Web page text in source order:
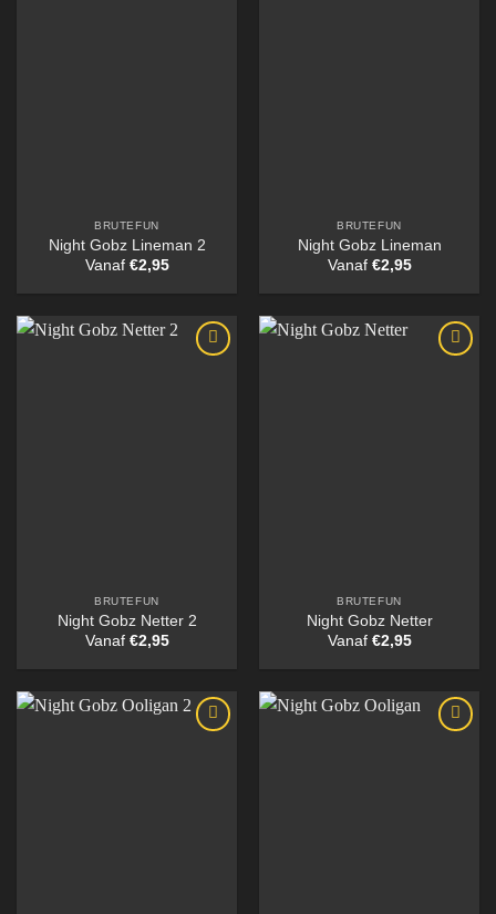
BRUTEFUN
Night Gobz Lineman 2
Vanaf €2,95
BRUTEFUN
Night Gobz Lineman
Vanaf €2,95
BRUTEFUN
Night Gobz Netter 2
Vanaf €2,95
BRUTEFUN
Night Gobz Netter
Vanaf €2,95